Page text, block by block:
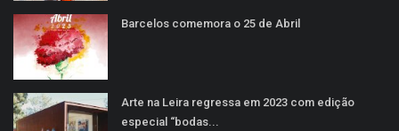
Barcelos comemora o 25 de Abril
Arte na Leira regressa em 2023 com edição
especial “bodas...